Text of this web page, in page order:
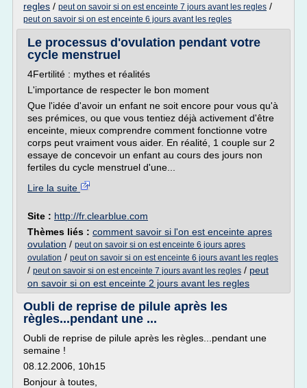
regles / peut on savoir si on est enceinte 7 jours avant les regles /
peut on savoir si on est enceinte 6 jours avant les regles
Le processus d'ovulation pendant votre
cycle menstruel
4Fertilité : mythes et réalités
L'importance de respecter le bon moment
Que l'idée d'avoir un enfant ne soit encore pour vous qu'à
ses prémices, ou que vous tentiez déjà activement d'être
enceinte, mieux comprendre comment fonctionne votre
corps peut vraiment vous aider. En réalité, 1 couple sur 2
essaye de concevoir un enfant au cours des jours non
fertiles du cycle menstruel d'une...
Lire la suite
Site : http://fr.clearblue.com
Thèmes liés : comment savoir si l'on est enceinte apres
ovulation / peut on savoir si on est enceinte 6 jours apres
ovulation / peut on savoir si on est enceinte 6 jours avant les regles
/ peut on savoir si on est enceinte 7 jours avant les regles / peut
on savoir si on est enceinte 2 jours avant les regles
Oubli de reprise de pilule après les
règles...pendant une ...
Oubli de reprise de pilule après les règles...pendant une
semaine !
08.12.2006, 10h15
Bonjour à toutes,